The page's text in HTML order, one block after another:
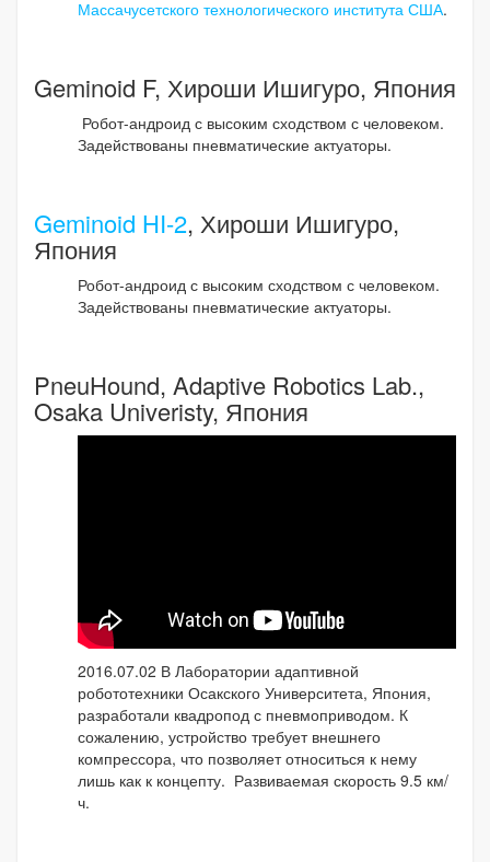
Массачусетского технологического института США.
Geminoid F, Хироши Ишигуро, Япония
Робот-андроид с высоким сходством с человеком.
Задействованы пневматические актуаторы.
Geminoid HI-2, Хироши Ишигуро,
Япония
Робот-андроид с высоким сходством с человеком.
Задействованы пневматические актуаторы.
PneuHound, Adaptive Robotics Lab.,
Osaka Univeristy, Япония
2016.07.02 В Лаборатории адаптивной
робототехники Осакского Университета, Япония,
разработали квадропод с пневмоприводом. К
сожалению, устройство требует внешнего
компрессора, что позволяет относиться к нему
лишь как к концепту. Развиваемая скорость 9.5 км/
ч.